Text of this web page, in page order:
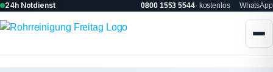
24h Notdienst 0800 1553 5544· kostenlos WhatsApp